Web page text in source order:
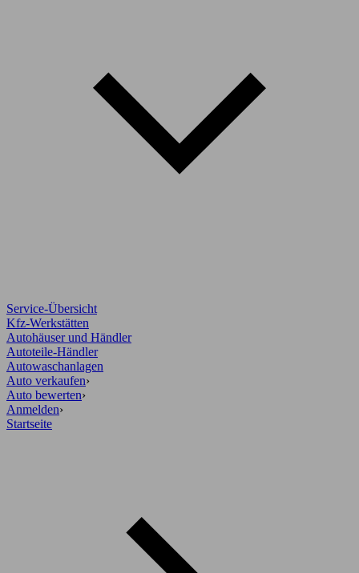
Service-Übersicht
Kfz-Werkstätten
Autohäuser und Händler
Autoteile-Händler
Autowaschanlagen
Auto verkaufen›
Auto bewerten›
Anmelden›
Startseite